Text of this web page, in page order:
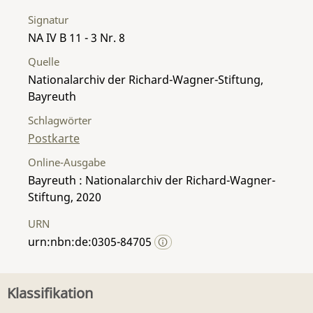
Signatur
NA IV B 11 - 3 Nr. 8
Quelle
Nationalarchiv der Richard-Wagner-Stiftung,
Bayreuth
Schlagwörter
Postkarte
Online-Ausgabe
Bayreuth : Nationalarchiv der Richard-Wagner-
Stiftung, 2020
URN
urn:nbn:de:0305-84705
Klassifikation